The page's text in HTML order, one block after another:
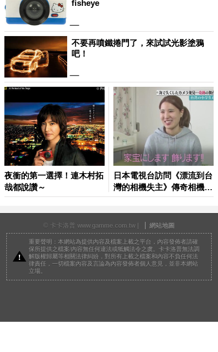
© 卡卡洛普 www.gamme.com.tw | 網站地圖
重要聲明：本網站為提供內容及檔案上載之平台，內容發佈者請確
保所提供之檔案/內容無任何違法或牴觸法令之虞。卡卡洛普無法調
解版權歸屬等相關法律糾紛，對所有上載之檔案和內容不負任何法
律責任，一切檔案內容及言論為內容發佈者個人意見，並非本網站
立場。